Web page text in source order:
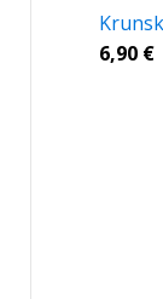
6,90 €